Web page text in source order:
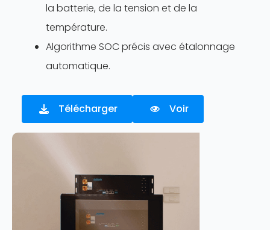
la batterie, de la tension et de la
température.
Algorithme SOC précis avec étalonnage
automatique.
Télécharger Voir